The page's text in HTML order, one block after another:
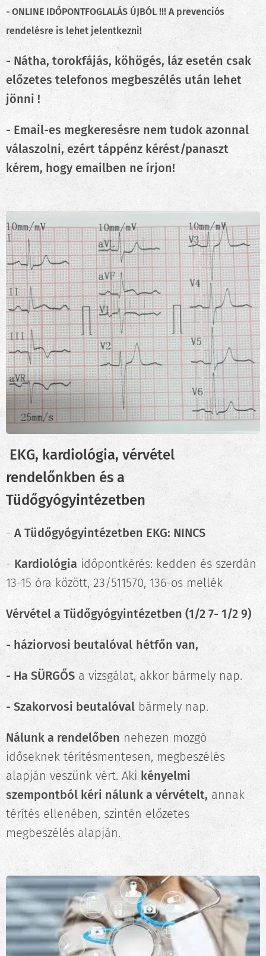
- ONLINE IDŐPONTFOGLALÁS ÚJBÓL !!! A prevenciós
rendelésre is lehet jelentkezni!
- Nátha, torokfájás, köhögés, láz esetén csak
előzetes telefonos megbeszélés után lehet
jönni !
- Email-es megkeresésre nem tudok azonnal
válaszolni, ezért táppénz kérést/panaszt
kérem, hogy emailben ne írjon!
EKG, kardiológia, vérvétel
rendelőnkben és a
Tüdőgyógyintézetben
- A Tüdőgyógyintézetben EKG: NINCS
- Kardiológia időpontkérés: kedden és szerdán
13-15 óra között, 23/511570, 136-os mellék
Vérvétel a Tüdőgyógyintézetben (1/2 7- 1/2 9)
- háziorvosi beutalóval hétfőn van,
- Ha SÜRGŐS a vizsgálat, akkor bármely nap.
- Szakorvosi beutalóval bármely nap.
Nálunk a rendelőben nehezen mozgó
időseknek térítésmentesen, megbeszélés
alapján veszünk vért. Aki kényelmi
szempontból kéri nálunk a vérvételt, annak
térítés ellenében, szintén előzetes
megbeszélés alapján.